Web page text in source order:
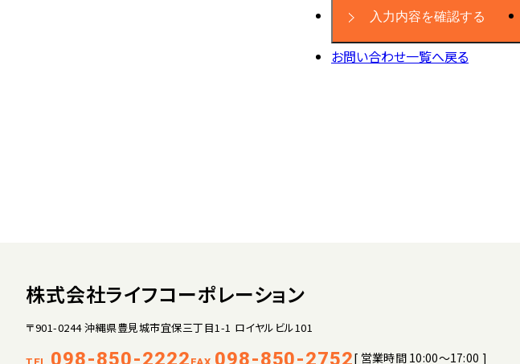
お問い合わせ一覧へ戻る
株式会社ライフコーポレーション
〒901-0244 沖縄県豊見城市宜保三丁目1-1 ロイヤルビル101
098-850-2222 098-850-2752[ 営業時間 10:00～17:00 ]